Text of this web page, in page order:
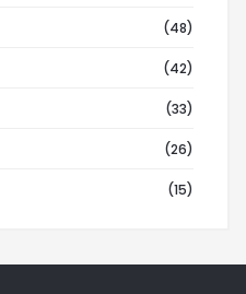
(48)
(42)
(33)
(26)
(15)